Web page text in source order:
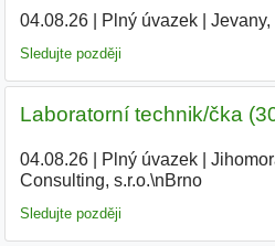
04.08.26| Plný úvazek| Jevany,
Sledujte později
Laboratorní technik/čka
04.08.26| Plný úvazek|
Consulting, s.r.o.\nBrno
Sledujte později